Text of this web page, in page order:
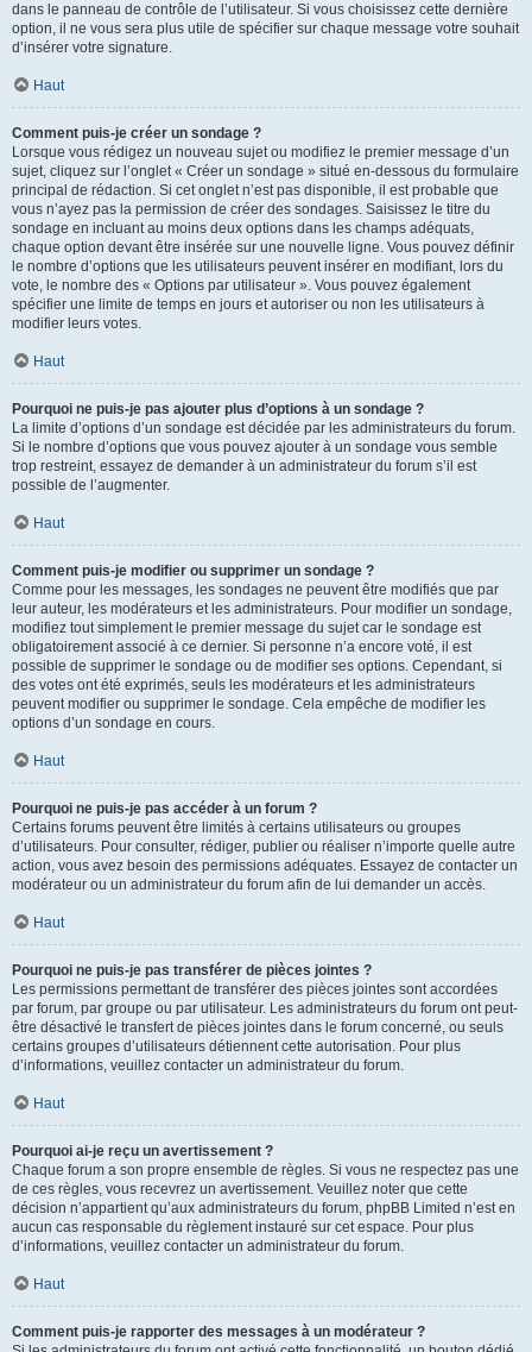
dans le panneau de contrôle de l’utilisateur. Si vous choisissez cette dernière
option, il ne vous sera plus utile de spécifier sur chaque message votre souhait
d’insérer votre signature.
Haut
Comment puis-je créer un sondage ?
Lorsque vous rédigez un nouveau sujet ou modifiez le premier message d’un
sujet, cliquez sur l’onglet « Créer un sondage » situé en-dessous du formulaire
principal de rédaction. Si cet onglet n’est pas disponible, il est probable que
vous n’ayez pas la permission de créer des sondages. Saisissez le titre du
sondage en incluant au moins deux options dans les champs adéquats,
chaque option devant être insérée sur une nouvelle ligne. Vous pouvez définir
le nombre d’options que les utilisateurs peuvent insérer en modifiant, lors du
vote, le nombre des « Options par utilisateur ». Vous pouvez également
spécifier une limite de temps en jours et autoriser ou non les utilisateurs à
modifier leurs votes.
Haut
Pourquoi ne puis-je pas ajouter plus d’options à un sondage ?
La limite d’options d’un sondage est décidée par les administrateurs du forum.
Si le nombre d’options que vous pouvez ajouter à un sondage vous semble
trop restreint, essayez de demander à un administrateur du forum s’il est
possible de l’augmenter.
Haut
Comment puis-je modifier ou supprimer un sondage ?
Comme pour les messages, les sondages ne peuvent être modifiés que par
leur auteur, les modérateurs et les administrateurs. Pour modifier un sondage,
modifiez tout simplement le premier message du sujet car le sondage est
obligatoirement associé à ce dernier. Si personne n’a encore voté, il est
possible de supprimer le sondage ou de modifier ses options. Cependant, si
des votes ont été exprimés, seuls les modérateurs et les administrateurs
peuvent modifier ou supprimer le sondage. Cela empêche de modifier les
options d’un sondage en cours.
Haut
Pourquoi ne puis-je pas accéder à un forum ?
Certains forums peuvent être limités à certains utilisateurs ou groupes
d’utilisateurs. Pour consulter, rédiger, publier ou réaliser n’importe quelle autre
action, vous avez besoin des permissions adéquates. Essayez de contacter un
modérateur ou un administrateur du forum afin de lui demander un accès.
Haut
Pourquoi ne puis-je pas transférer de pièces jointes ?
Les permissions permettant de transférer des pièces jointes sont accordées
par forum, par groupe ou par utilisateur. Les administrateurs du forum ont peut-
être désactivé le transfert de pièces jointes dans le forum concerné, ou seuls
certains groupes d’utilisateurs détiennent cette autorisation. Pour plus
d’informations, veuillez contacter un administrateur du forum.
Haut
Pourquoi ai-je reçu un avertissement ?
Chaque forum a son propre ensemble de règles. Si vous ne respectez pas une
de ces règles, vous recevrez un avertissement. Veuillez noter que cette
décision n’appartient qu’aux administrateurs du forum, phpBB Limited n’est en
aucun cas responsable du règlement instauré sur cet espace. Pour plus
d’informations, veuillez contacter un administrateur du forum.
Haut
Comment puis-je rapporter des messages à un modérateur ?